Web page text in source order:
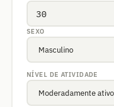
SEXO
NÍVEL DE ATIVIDADE